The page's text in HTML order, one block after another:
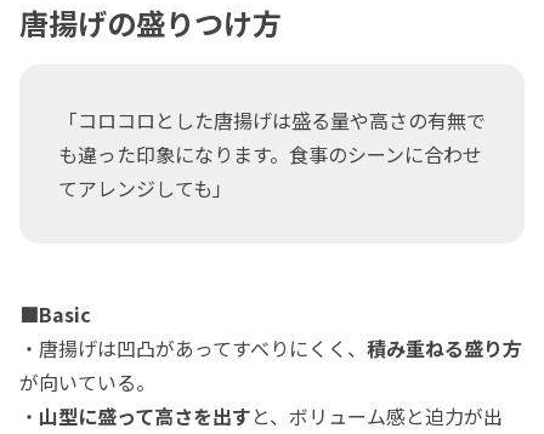
唐揚げの盛りつけ方
「コロコロとした唐揚げは盛る量や高さの有無で
も違った印象になります。食事のシーンに合わせ
てアレンジしても」
■Basic
・唐揚げは凹凸があってすべりにくく、 積み重ねる盛り方
が向いている。
・ 山型に盛って高さを出すと、ボリューム感と迫力が出